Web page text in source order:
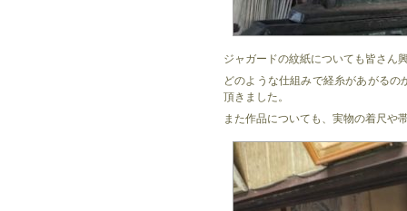
ジャガードの紋紙についても皆さん
どのような仕組みで経糸があがる
頂きました。
また作品についても、実物の着尺や